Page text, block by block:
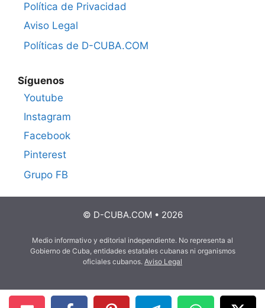
Política de Privacidad
Aviso Legal
Políticas de D-CUBA.COM
Síguenos
Youtube
Instagram
Facebook
Pinterest
Grupo FB
© D-CUBA.COM • 2026
Medio informativo y editorial independiente. No representa al
Gobierno de Cuba, entidades estatales cubanas ni organismos
oficiales cubanos. Aviso Legal